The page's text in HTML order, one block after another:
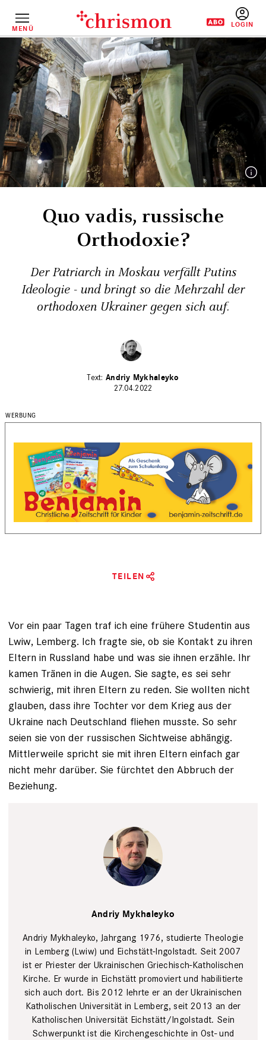
InhaltMENÜ
Quo vadis, russische
Orthodoxie?
Der Patriarch in Moskau verfällt Putins
Ideologie - und bringt so die Mehrzahl der
orthodoxen Ukrainer gegen sich auf.
Andriy Mykhaleyko
27.04.2022
TEILEN
Vor ein paar Tagen traf ich eine frühere Studentin aus
Lwiw, Lemberg. Ich fragte sie, ob sie Kontakt zu ihren
Eltern in Russland habe und was sie ihnen erzähle. Ihr
kamen Tränen in die Augen. Sie sagte, es sei sehr
schwierig, mit ihren Eltern zu reden. Sie wollten nicht
glauben, dass ihre Tochter vor dem Krieg aus der
Ukraine nach Deutschland fliehen musste. So sehr
seien sie von der russischen Sichtweise abhängig.
Mittlerweile spricht sie mit ihren Eltern einfach gar
nicht mehr darüber. Sie fürchtet den Abbruch der
Beziehung.
Andriy Mykhaleyko
Andriy Mykhaleyko, Jahrgang 1976, studierte Theologie
in Lemberg (Lwiw) und Eichstätt-Ingolstadt. Seit 2007
ist er Priester der Ukrainischen Griechisch-Katholischen
Kirche. Er wurde in Eichstätt promoviert und habilitierte
sich auch dort. Bis 2012 lehrte er an der Ukrainischen
Katholischen Universität in Lemberg, seit 2013 an der
Katholischen Universität Eichstätt/Ingolstadt. Sein
Schwerpunkt ist die Kirchengeschichte in Ost- und